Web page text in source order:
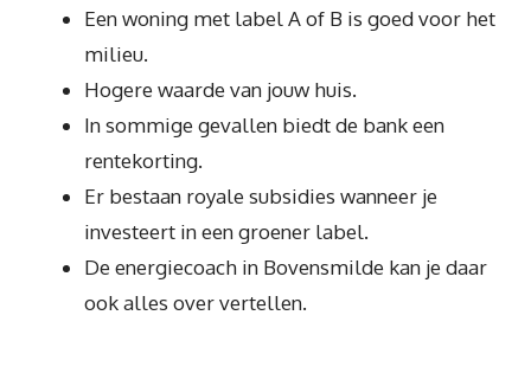
Een woning met label A of B is goed voor het
milieu.
Hogere waarde van jouw huis.
In sommige gevallen biedt de bank een
rentekorting.
Er bestaan royale subsidies wanneer je
investeert in een groener label.
De energiecoach in Bovensmilde kan je daar
ook alles over vertellen.